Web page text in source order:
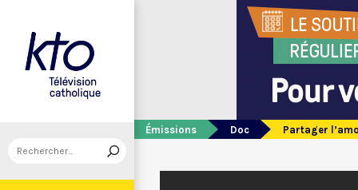
Émissions Doc Partager